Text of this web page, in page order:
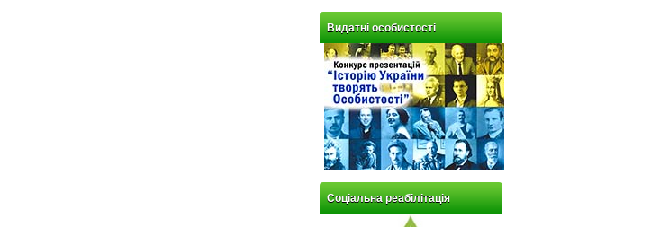
Видатні особистості
Соціальна реабілітація